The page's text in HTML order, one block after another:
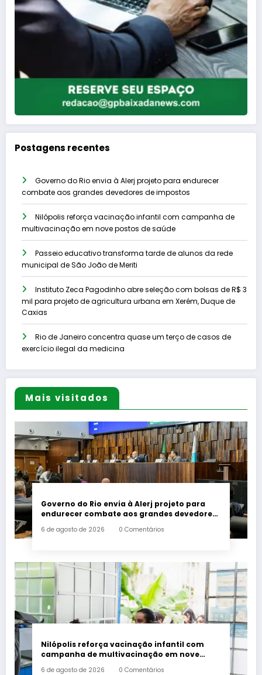
Postagens recentes
Governo do Rio envia à Alerj projeto para endurecer
combate aos grandes devedores de impostos
Nilópolis reforça vacinação infantil com campanha de
multivacinação em nove postos de saúde
Passeio educativo transforma tarde de alunos da rede
municipal de São João de Meriti
Instituto Zeca Pagodinho abre seleção com bolsas de R$ 3
mil para projeto de agricultura urbana em Xerém, Duque de
Caxias
Rio de Janeiro concentra quase um terço de casos de
exercício ilegal da medicina
Mais visitados
Governo do Rio envia à Alerj projeto para
endurecer combate aos grandes devedores
6 de agosto de 2026 0 Comentários
Nilópolis reforça vacinação infantil com
campanha de multivacinação em nove
6 de agosto de 2026 0 Comentários